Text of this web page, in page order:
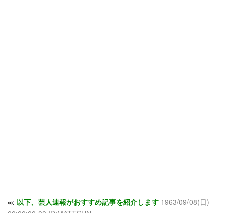
∞: 以下、芸人速報がおすすめ記事を紹介します 1963/09/08(日)